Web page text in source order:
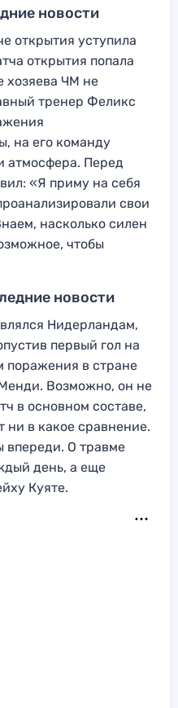
новости
открытия уступила
открытия попала
хозяева ЧМ не
тренер Феликс
на его команду
атмосфера. Перед
«Я приму на себя
свои
насколько силен
чтобы
новости
Нидерландам,
первый гол на
поражения в стране
Возможно, он не
в основном составе,
ни в какое сравнение.
впереди. О травме
день, а еще
Куяте.